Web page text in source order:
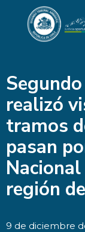
realizó
tramos
pasan
región
9 de diciembre